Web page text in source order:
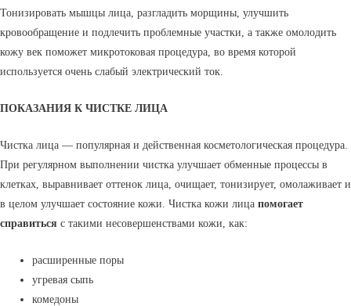
Тонизировать мышцы лица, разгладить морщины, улучшить
кровообращение и подлечить проблемные участки, а также омолодить
кожу век поможет микротоковая процедура, во время которой
используется очень слабый электрический ток.
ПОКАЗАНИЯ К ЧИСТКЕ ЛИЦА
Чистка лица — популярная и действенная косметологическая процедура.
При регулярном выполнении чистка улучшает обменные процессы в
клетках, выравнивает оттенок лица, очищает, тонизирует, омолаживает и
в целом улучшает состояние кожи. Чистка кожи лица помогает
справиться с такими несовершенствами кожи, как:
расширенные поры
угревая сыпь
комедоны